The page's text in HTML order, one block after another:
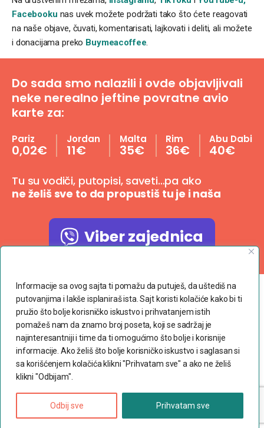
Informacije sa ovog sajta ti pomažu da putuješ, da uštediš na
putovanjima i lakše isplaniraš ista. Sajt koristi kolačiće kako bi ti
pružio što bolje korisničko iskustvo i prihvatanjem istih
pomažeš nam da znamo broj poseta, koji se sadržaj je
najinteresantniji i time da ti omogućimo što bolje i korisnije
informacije. Ako želiš što bolje korisničko iskustvo i saglasan si
sa korišćenjem kolačića klikni "Prihvatam sve" a ako ne želiš
klikni "Odbijam".
Odbij sve Prihvatam sve
Facebooku nas uvek možete podržati tako što ćete reagovati
na naše objave, čuvati, komentarisati, lajkovati i deliti, ali možete
i donacijama preko Buymeacoffee
Do sada smo nalazili i ovde objavljivali
neke nerealno jeftine povratne avio
karte za:
Pariz
0,02€
Jordan
11€
Malta
35€
Rim
36€
Abu Dabi
40€
Tu su vodiči, putopisi, saveti…pa ako
ne želiš sve to da propustiš tu je i naša
Viber zajednica
Copyright © 2023 dvaranca.com
Povoljne avio karte
Uslovi korišćenja
Često postavljana pitanja